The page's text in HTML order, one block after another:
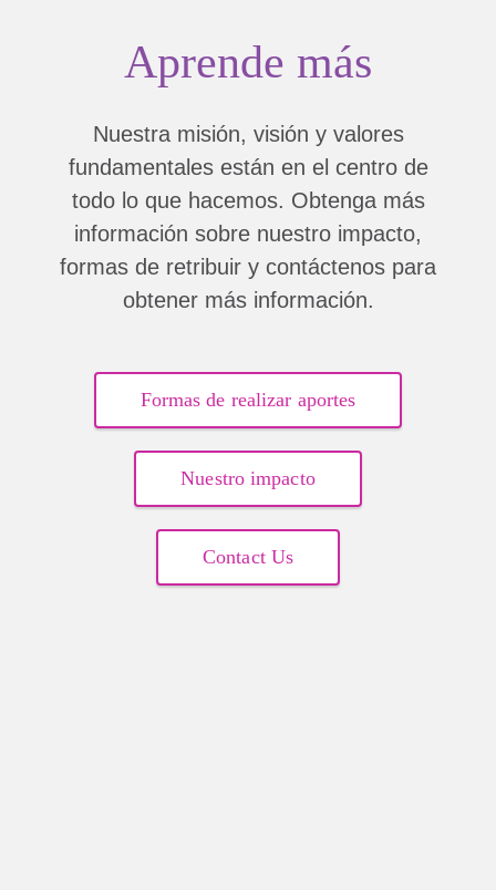
Aprende más
Nuestra misión, visión y valores
fundamentales están en el centro de
todo lo que hacemos. Obtenga más
información sobre nuestro impacto,
formas de retribuir y contáctenos para
obtener más información.
Formas de realizar aportes
Nuestro impacto
Contact Us